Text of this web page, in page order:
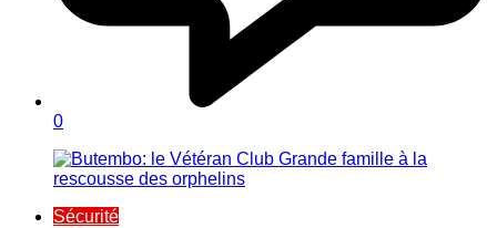
0
Sécurité